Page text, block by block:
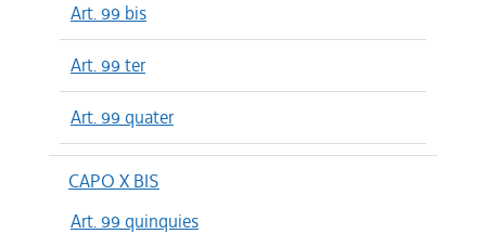
Art. 99 bis
Art. 99 ter
Art. 99 quater
CAPO X BIS
Art. 99 quinquies